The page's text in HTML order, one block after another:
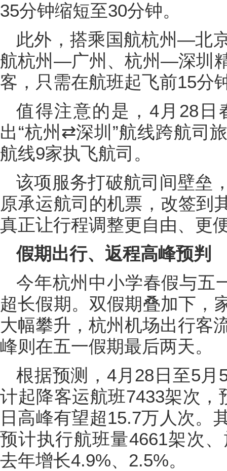
35分钟缩短至30分钟。
此外，搭乘国航杭州—北
航杭州—广州、杭州—深圳
客，只需在航班起飞前15分
值得注意的是，4月28日
出“杭州⇄深圳”航线跨航司
航线9家执飞航司。
该项服务打破航司间壁垒
原承运航司的机票，改签到
真正让行程调整更自由、更
假期出行、返程高峰预判
今年杭州中小学春假与五
超长假期。双假期叠加下，
大幅攀升，杭州机场出行客
峰则在五一假期最后两天。
根据预测，4月28日至5
计起降客运航班7433架次
日高峰有望超15.7万人次。
预计执行航班量4661架次
去年增长4.9%、2.5%。